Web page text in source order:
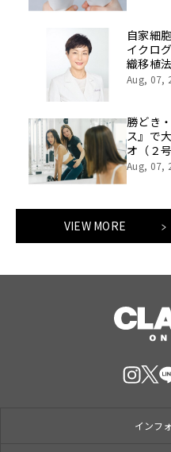
自家細
イクロ
織移植
療法人
Aug, 07,
勝どき
ス』で
オ（２
Aug, 07,
VIEW MORE
インフ